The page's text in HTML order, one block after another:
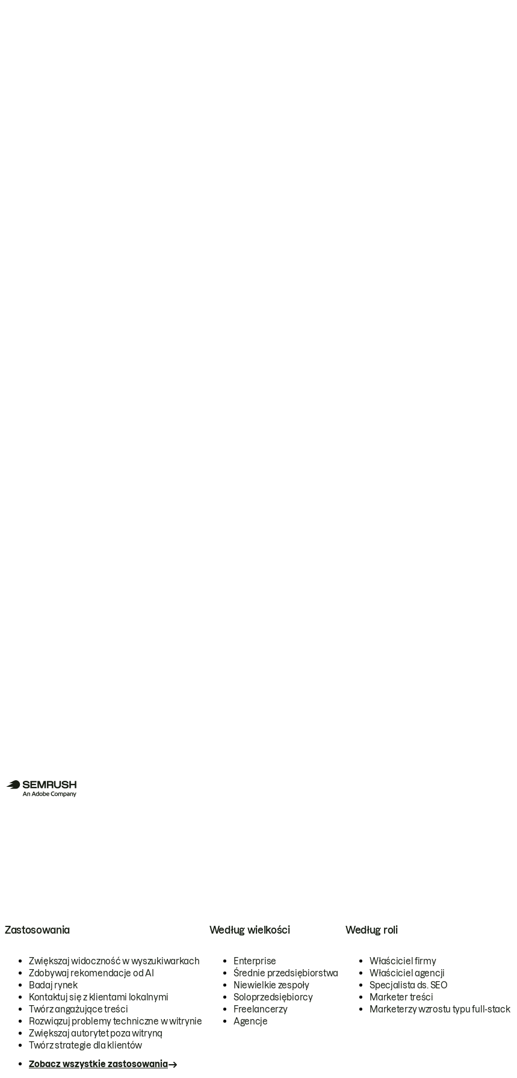
Zastosowania
Zwiększaj widoczność w wyszukiwarkach
Zdobywaj rekomendacje od AI
Badaj rynek
Kontaktuj się z klientami lokalnymi
Twórz angażujące treści
Rozwiązuj problemy techniczne w witrynie
Zwiększaj autorytet poza witryną
Twórz strategie dla klientów
Zobacz wszystkie zastosowania
Według wielkości
Enterprise
Średnie przedsiębiorstwa
Niewielkie zespoły
Soloprzedsiębiorcy
Freelancerzy
Agencje
Według roli
Właściciel firmy
Właściciel agencji
Specjalista ds. SEO
Marketer treści
Marketerzy wzrostu typu full-stack